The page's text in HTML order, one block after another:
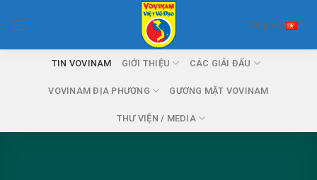
Tiếng Việt
TIN VOVINAM GIỚI THIỆU CÁC GIẢI ĐẤU
VOVINAM ĐỊA PHƯƠNG GƯƠNG MẶT VOVINAM
THƯ VIỆN / MEDIA